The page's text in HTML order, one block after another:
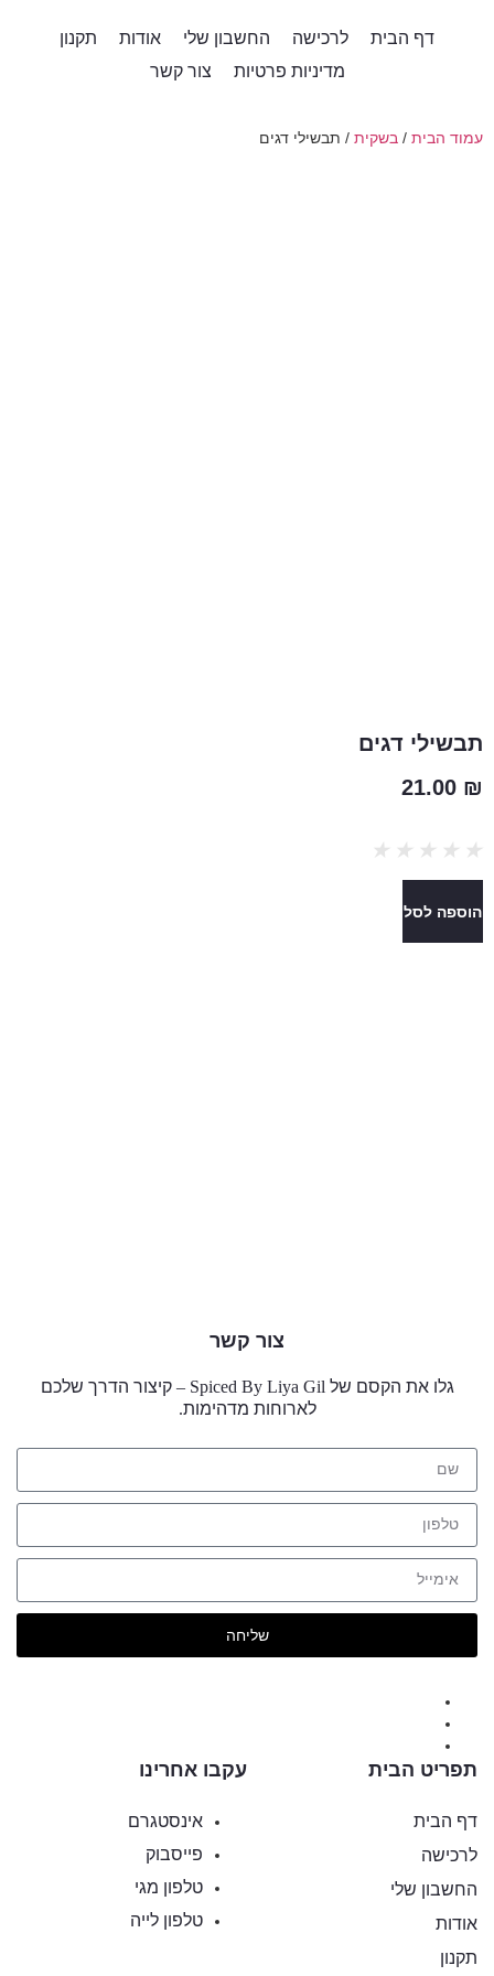
דף הבית לרכישה החשבון שלי אודות
תקנון
מדיניות פרטיות
צור קשר
עמוד הבית / בשקית / תבשילי דגים
תבשילי דגים
21.00 ₪
★
★
★
★
★
הוספה לסל
תפריט הבית
דף הבית
לרכישה
החשבון שלי
אודות
תקנון
עקבו אחרינו
אינסטגרם
פייסבוק
טלפון מגי
טלפון לייה
צור קשר
גלו את הקסם של Spiced By Liya Gil –
קיצור הדרך שלכם
לארוחות מדהימות.
שליחה